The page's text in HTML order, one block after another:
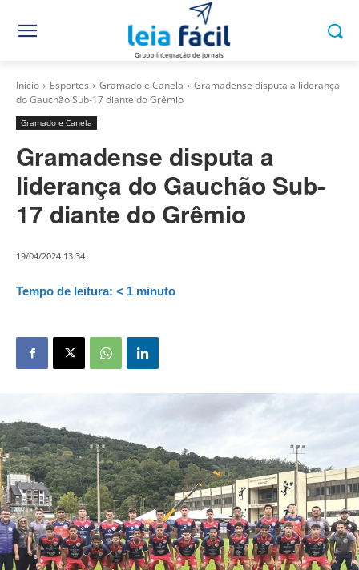
Início Esportes Gramado e Canela
Gramadense disputa a liderança
do Gauchão Sub-17 diante do Grêmio
Gramado e Canela
Gramadense disputa a
liderança do Gauchão Sub-
17 diante do Grêmio
19/04/2024 13:34
Tempo de leitura: < 1 minuto